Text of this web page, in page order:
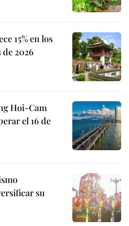
15% en los
2026
Hoi-Cam
el 16 de
su